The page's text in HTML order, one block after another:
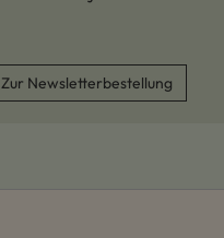
Zur Newsletterbestellung